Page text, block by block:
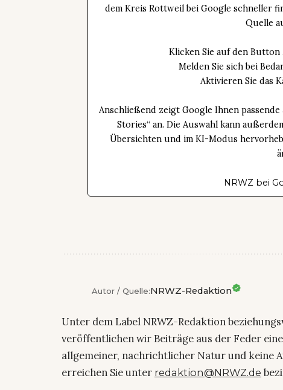
dem Kreis Rottweil bei Google schneller
Quelle
Klicken Sie auf den Button
Melden Sie sich bei
Aktivieren Sie das
Anschließend zeigt Google Ihnen
Stories“ an. Die Auswahl kann
Übersichten und im KI-Modus
NRWZ bei
Autor / Quelle:NRWZ-Redaktion
Unter dem Label NRWZ-Redaktion
veröffentlichen wir Beiträge aus der Feder
allgemeiner, nachrichtlicher Natur und keine
erreichen Sie unter redaktion@NRWZ.de